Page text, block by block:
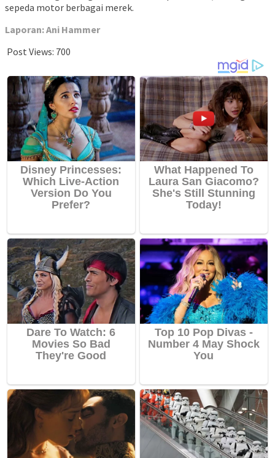
sepeda motor berbagai merek.
Laporan: Ani Hammer
Post Views: 700